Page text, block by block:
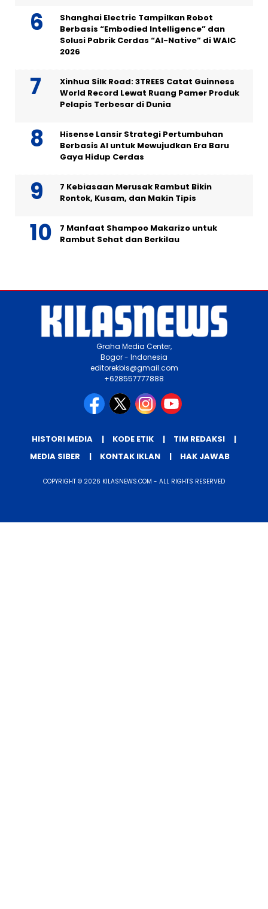
Shanghai Electric Tampilkan Robot
Berbasis “Embodied Intelligence” dan
Solusi Pabrik Cerdas “AI-Native” di WAIC
2026
Xinhua Silk Road: 3TREES Catat Guinness
World Record Lewat Ruang Pamer Produk
Pelapis Terbesar di Dunia
Hisense Lansir Strategi Pertumbuhan
Berbasis AI untuk Mewujudkan Era Baru
Gaya Hidup Cerdas
7 Kebiasaan Merusak Rambut Bikin
Rontok, Kusam, dan Makin Tipis
7 Manfaat Shampoo Makarizo untuk
Rambut Sehat dan Berkilau
Graha Media Center,
Bogor - Indonesia
editorekbis@gmail.com
+628557777888
HISTORI MEDIA KODE ETIK
TIM REDAKSI
MEDIA SIBER
KONTAK IKLAN HAK JAWAB
COPYRIGHT © 2026 KILASNEWS.COM - ALL RIGHTS RESERVED